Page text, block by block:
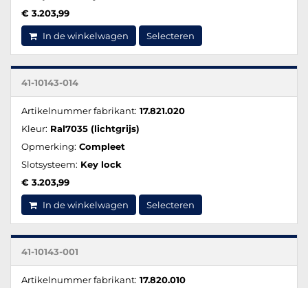
€ 3.203,99
In de winkelwagen Selecteren
41-10143-014
Artikelnummer fabrikant: 17.821.020
Kleur: Ral7035 (lichtgrijs)
Opmerking: Compleet
Slotsysteem: Key lock
€ 3.203,99
In de winkelwagen Selecteren
41-10143-001
Artikelnummer fabrikant: 17.820.010